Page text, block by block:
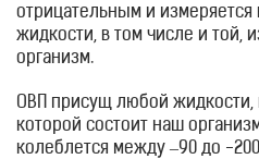
отрицательным и
жидкости, в том числе и той,
организм.
ОВП присущ любой жидкости,
которой состоит наш
колеблется между –90 до -